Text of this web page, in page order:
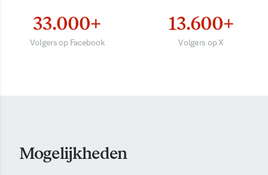
33.000+
Volgers op Facebook
13.600+
Volgers op X
Mogelijkheden